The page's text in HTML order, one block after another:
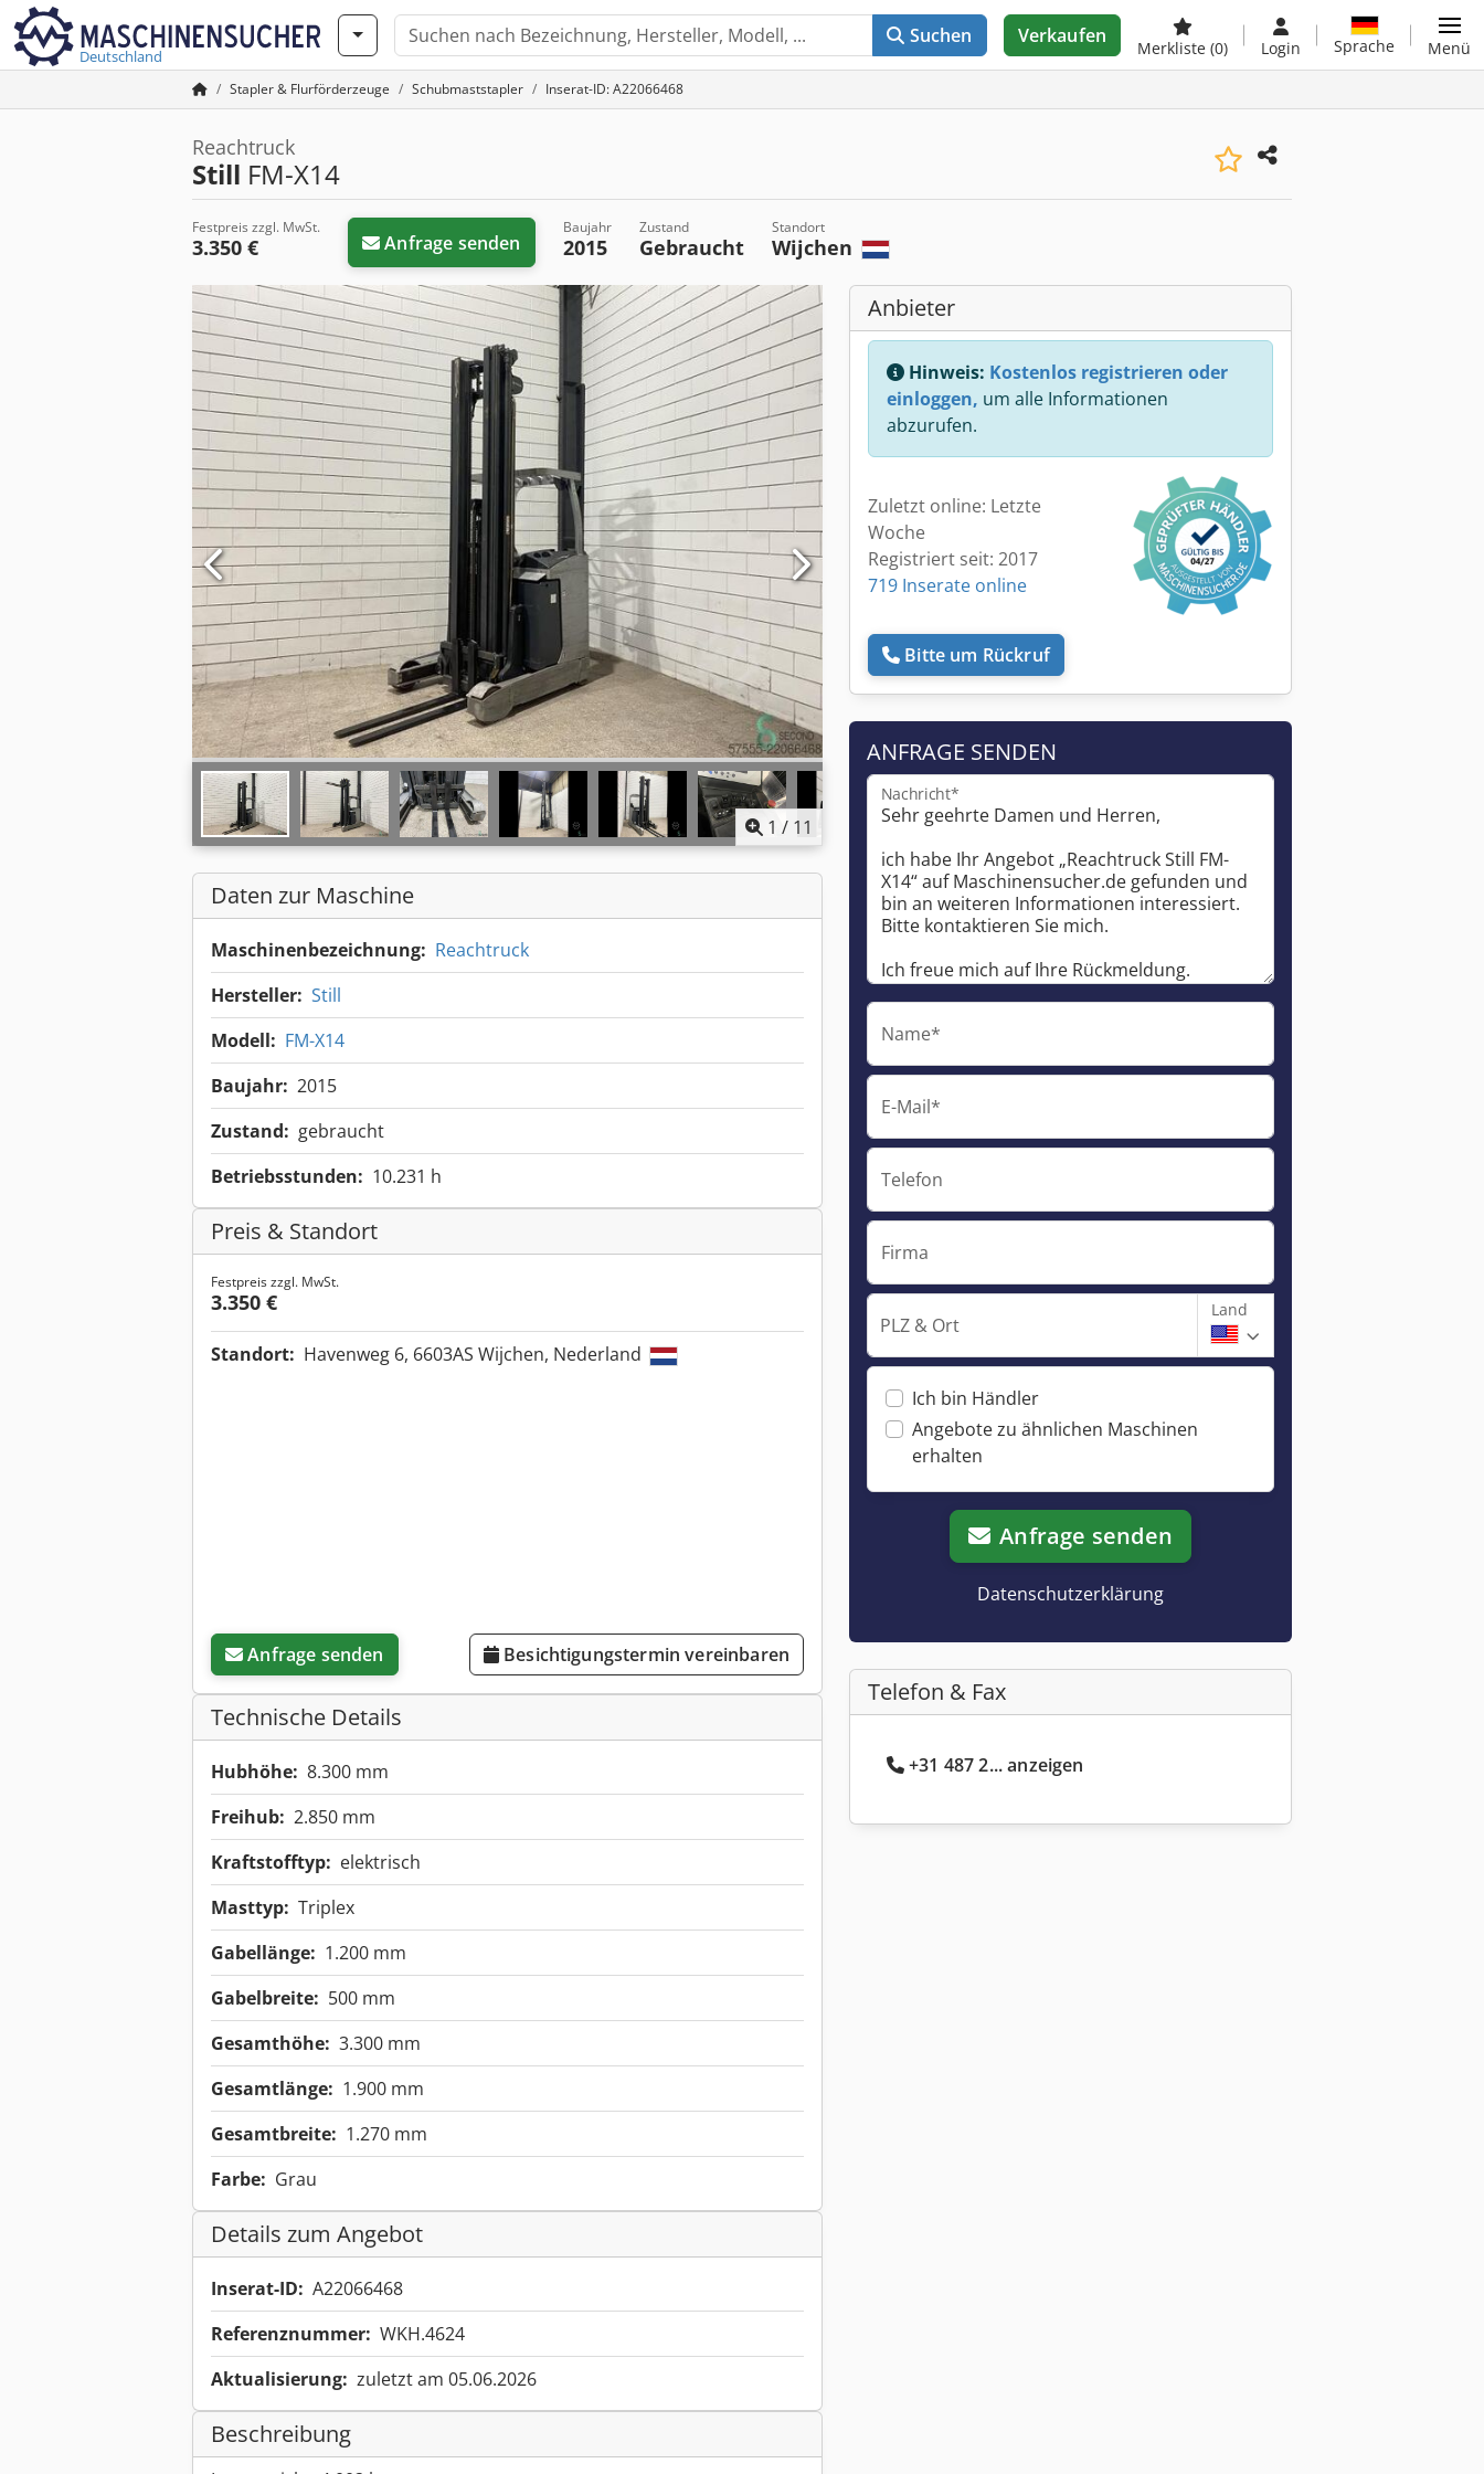
Deutschland
Suchen Verkaufen
Merkliste (0) Login Sprache Menü
Stapler & Flurförderzeuge Schubmaststapler Inserat-ID: A22066468
Reachtruck
Still FM-X14
Festpreis zzgl. MwSt.
3.350 € Anfrage senden
Baujahr
2015
Zustand
Gebraucht
Standort
Wijchen
1 / 11
Daten zur Maschine
Maschinenbezeichnung: Reachtruck
Hersteller: Still
Modell: FM-X14
Baujahr: 2015
Zustand: gebraucht
Betriebsstunden: 10.231 h
Preis & Standort
Festpreis zzgl. MwSt.
3.350 €
Standort: Havenweg 6, 6603AS Wijchen, Nederland
Anfrage senden Besichtigungstermin vereinbaren
Technische Details
Hubhöhe: 8.300 mm
Freihub: 2.850 mm
Kraftstofftyp: elektrisch
Masttyp: Triplex
Gabellänge: 1.200 mm
Gabelbreite: 500 mm
Gesamthöhe: 3.300 mm
Gesamtlänge: 1.900 mm
Gesamtbreite: 1.270 mm
Farbe: Grau
Details zum Angebot
Inserat-ID: A22066468
Referenznummer: WKH.4624
Aktualisierung: zuletzt am 05.06.2026
Beschreibung
Anbieter
Hinweis: Kostenlos registrieren oder
einloggen, um alle Informationen
abzurufen.
Zuletzt online: Letzte
Woche
Registriert seit: 2017
719 Inserate online
Bitte um Rückruf
ANFRAGE SENDEN
Nachricht*
Name*
E-Mail*
Telefon
Firma
PLZ & Ort
Land
Ich bin Händler
Angebote zu ähnlichen Maschinen
erhalten
Anfrage senden
Datenschutzerklärung
Telefon & Fax
+31 487 2... anzeigen